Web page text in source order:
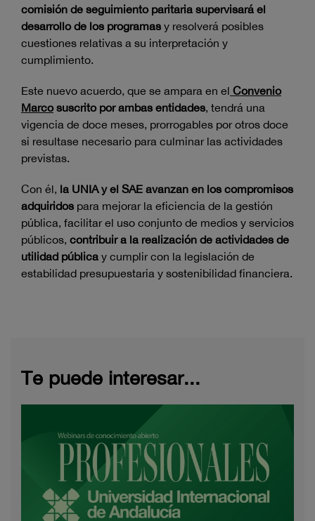
comisión de seguimiento paritaria supervisará el
desarrollo de los programas y resolverá posibles
cuestiones relativas a su interpretación y
cumplimiento.
Este nuevo acuerdo, que se ampara en el Convenio
Marcosuscrito por ambas entidades, tendrá una
vigencia de doce meses, prorrogables por otros doce
si resultase necesario para culminar las actividades
previstas.
Con él, la UNIA y el SAE avanzan en los compromisos
adquiridos para mejorar la eficiencia de la gestión
pública, facilitar el uso conjunto de medios y servicios
públicos, contribuir a la realización de actividades de
utilidad pública y cumplir con la legislación de
estabilidad presupuestaria y sostenibilidad financiera.
Te puede interesar...